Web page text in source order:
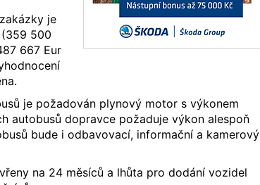
je
(359 500
667 Eur
je požadován plynový motor s výkonem
autobusů dopravce požaduje výkon alespoň
bude i odbavovací, informační a kamerový
na 24 měsíců a lhůta pro dodání vozidel